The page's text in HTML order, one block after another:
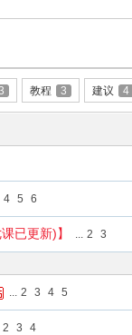
教程 3 建议 4
4 5 6
已更新)】 ... 2 3
... 2 3 4 5
2 3 4